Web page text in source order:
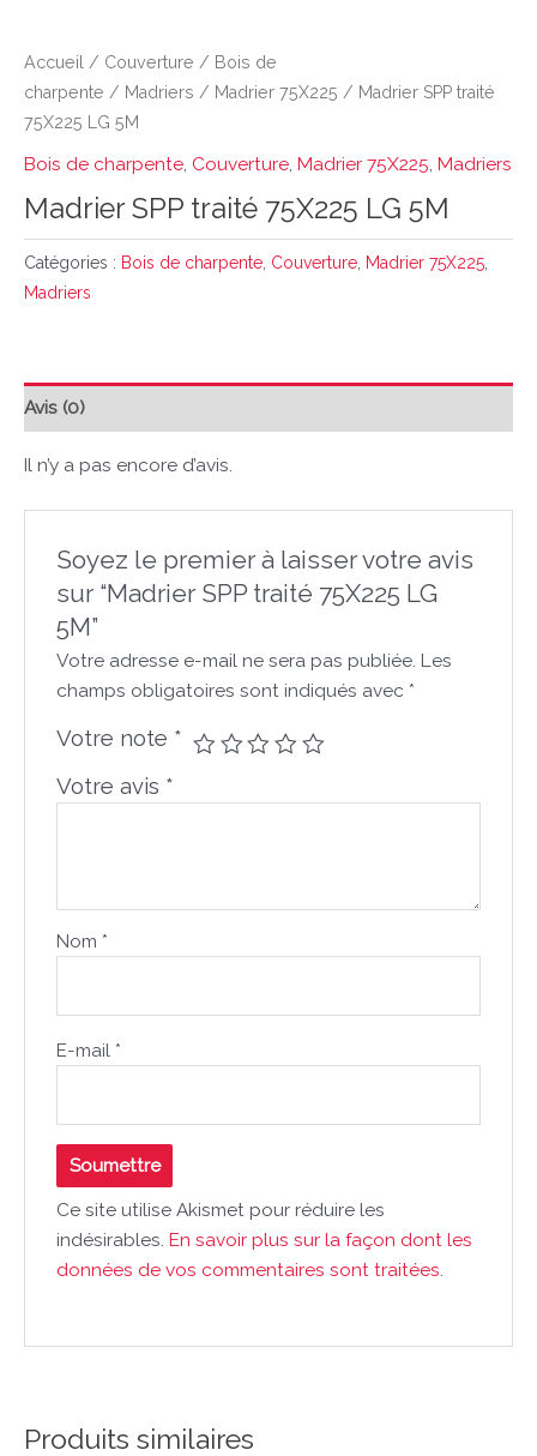
Accueil / Couverture / Bois de
charpente / Madriers / Madrier 75X225 / Madrier SPP traité
75X225 LG 5M
Bois de charpente, Couverture, Madrier 75X225, Madriers
Madrier SPP traité 75X225 LG 5M
Catégories : Bois de charpente, Couverture, Madrier 75X225,
Madriers
Avis (0)
Il n’y a pas encore d’avis.
Soyez le premier à laisser votre avis
sur “Madrier SPP traité 75X225 LG
5M”
Votre adresse e-mail ne sera pas publiée. Les
champs obligatoires sont indiqués avec *
Votre note *
Votre avis *
Nom *
E-mail *
Ce site utilise Akismet pour réduire les
indésirables. En savoir plus sur la façon dont les
données de vos commentaires sont traitées.
Produits similaires